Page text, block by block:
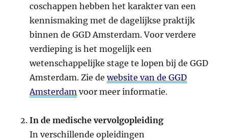
coschappen hebben het karakter van een
kennismaking met de dagelijkse praktijk
binnen de GGD Amsterdam. Voor verdere
verdieping is het mogelijk een
wetenschappelijke stage te lopen bij de GGD
Amsterdam. Zie dewebsite van de GGD
Amsterdam voor meer informatie.
In de medische vervolgopleiding
In verschillende opleidingen